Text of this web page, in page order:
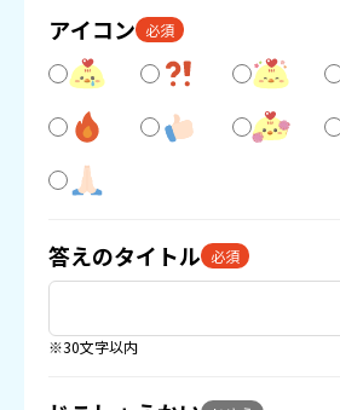
アイコン 必須
答えのタイトル 必須
※30文字以内